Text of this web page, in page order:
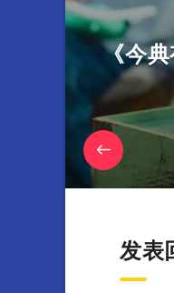
《今
发表